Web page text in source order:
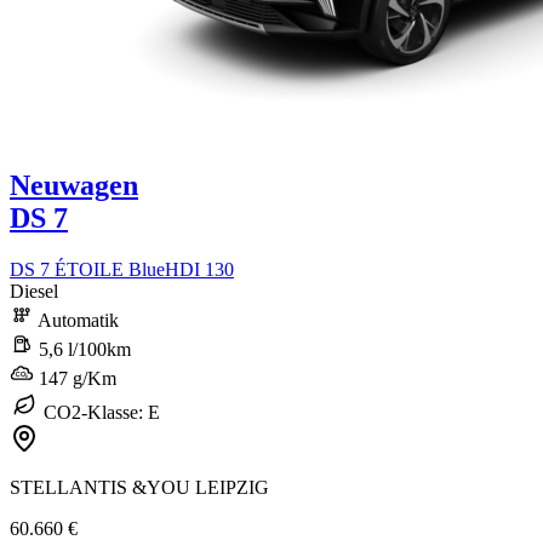
Neuwagen
DS 7
DS 7 ÉTOILE BlueHDI 130
Diesel
Automatik
5,6 l/100km
147 g/Km
CO2-Klasse: E
STELLANTIS &YOU LEIPZIG
60.660 €